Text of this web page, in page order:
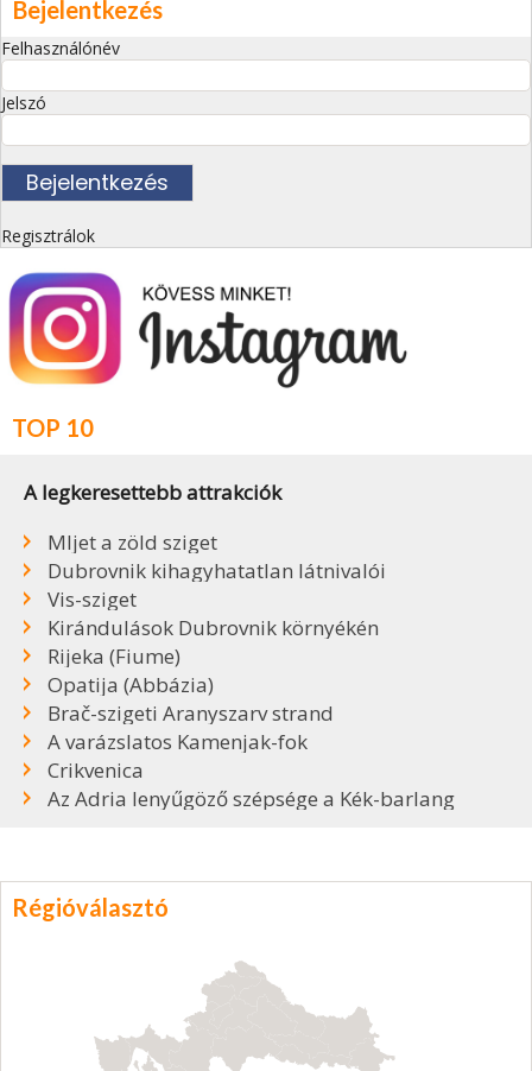
Bejelentkezés
Felhasználónév
Jelszó
Regisztrálok
TOP 10
A legkeresettebb attrakciók
Mljet a zöld sziget
Dubrovnik kihagyhatatlan látnivalói
Vis-sziget
Kirándulások Dubrovnik környékén
Rijeka (Fiume)
Opatija (Abbázia)
Brač-szigeti Aranyszarv strand
A varázslatos Kamenjak-fok
Crikvenica
Az Adria lenyűgöző szépsége a Kék-barlang
Régióválasztó